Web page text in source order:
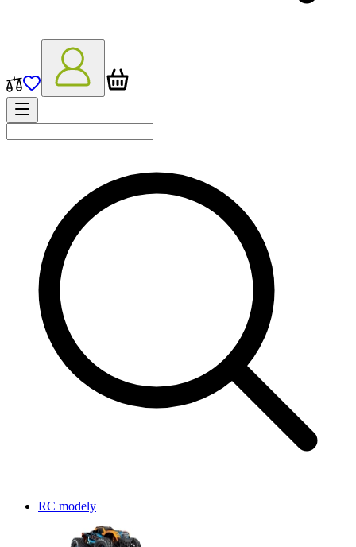
RC modely